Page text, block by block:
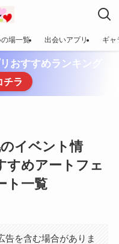
場一覧 出会いアプリ ギャ
おすすめランキング
チラ
のイベント情
すめアートフェ
ト一覧
告を含む場合がありま